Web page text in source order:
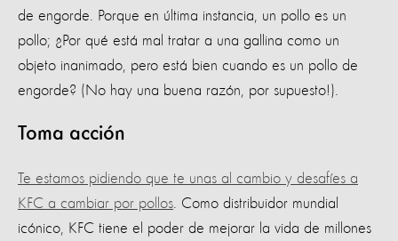
de engorde. Porque en última instancia, un pollo es un
pollo; ¿Por qué está mal tratar a una gallina como un
objeto inanimado, pero está bien cuando es un pollo de
engorde? (No hay una buena razón, por supuesto!).
Toma acción
Te estamos pidiendo que te unas al cambio y desafíes a
KFC a cambiar por pollos . Como distribuidor mundial
icónico, KFC tiene el poder de mejorar la vida de millones